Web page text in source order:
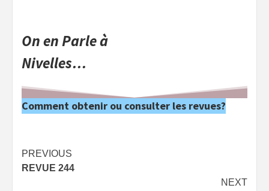
On en Parle à
Nivelles…
Comment obtenir ou consulter les revues?
Post
navigation
PREVIOUS
REVUE 244
NEXT